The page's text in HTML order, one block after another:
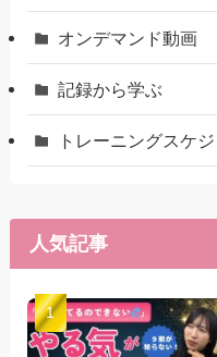
オンデマンド動画
記録から学ぶ
トレーニングスケ
人気記事